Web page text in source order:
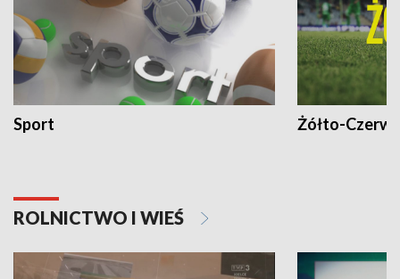
Sport Żółto-
ROLNICTWO I WIEŚ